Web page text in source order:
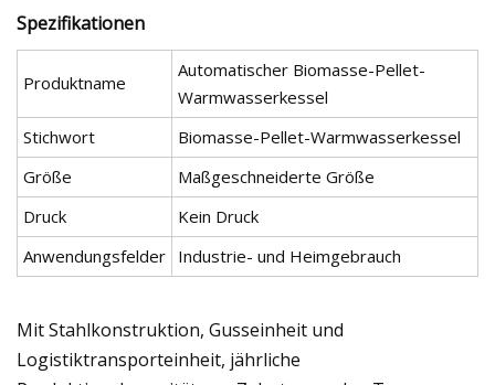
Spezifikationen
Produktname
Automatischer Biomasse-Pellet-
Warmwasserkessel
Stichwort
Biomasse-Pellet-Warmwasserkessel
Größe
Maßgeschneiderte Größe
Druck
Kein Druck
Anwendungsfelder Industrie- und Heimgebrauch
Mit Stahlkonstruktion, Gusseinheit und
Logistiktransporteinheit, jährliche